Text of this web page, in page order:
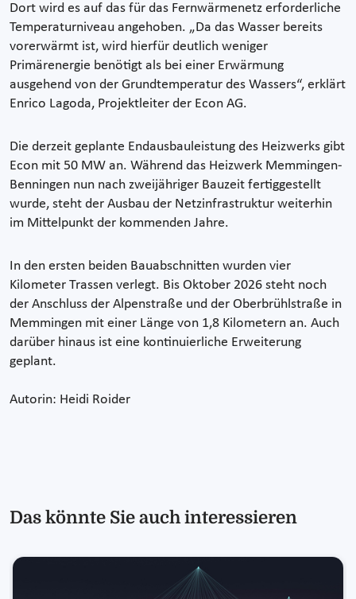
Dort wird es auf das für das Fernwärmenetz erforderliche
Temperaturniveau angehoben. „Da das Wasser bereits
vorerwärmt ist, wird hierfür deutlich weniger
Primärenergie benötigt als bei einer Erwärmung
ausgehend von der Grundtemperatur des Wassers“, erklärt
Enrico Lagoda, Projektleiter der Econ AG.
Die derzeit geplante Endausbauleistung des Heizwerks gibt
Econ mit 50 MW an. Während das Heizwerk Memmingen-
Benningen nun nach zweijähriger Bauzeit fertiggestellt
wurde, steht der Ausbau der Netzinfrastruktur weiterhin
im Mittelpunkt der kommenden Jahre.
In den ersten beiden Bauabschnitten wurden vier
Kilometer Trassen verlegt. Bis Oktober 2026 steht noch
der Anschluss der Alpenstraße und der Oberbrühlstraße in
Memmingen mit einer Länge von 1,8 Kilometern an. Auch
darüber hinaus ist eine kontinuierliche Erweiterung
geplant.
Autorin: Heidi Roider
Das könnte Sie auch interessieren